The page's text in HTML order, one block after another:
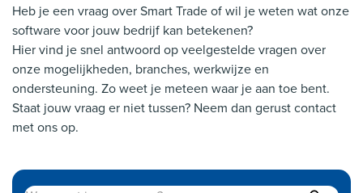
Heb je een vraag over Smart Trade of wil je weten wat onze
software voor jouw bedrijf kan betekenen?
Hier vind je snel antwoord op veelgestelde vragen over
onze mogelijkheden, branches, werkwijze en
ondersteuning. Zo weet je meteen waar je aan toe bent.
Staat jouw vraag er niet tussen? Neem dan gerust contact
met ons op.